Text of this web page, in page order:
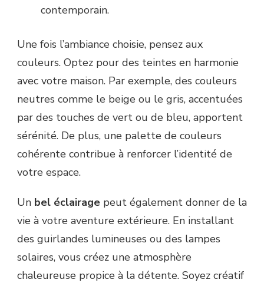
contemporain.
Une fois l’ambiance choisie, pensez aux
couleurs. Optez pour des teintes en harmonie
avec votre maison. Par exemple, des couleurs
neutres comme le beige ou le gris, accentuées
par des touches de vert ou de bleu, apportent
sérénité. De plus, une palette de couleurs
cohérente contribue à renforcer l’identité de
votre espace.
Un bel éclairage peut également donner de la
vie à votre aventure extérieure. En installant
des guirlandes lumineuses ou des lampes
solaires, vous créez une atmosphère
chaleureuse propice à la détente. Soyez créatif